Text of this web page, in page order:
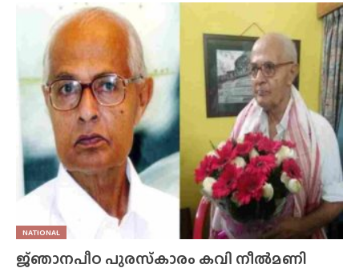
NATIONAL
ജ്‌ഞാനപീഠ പുരസ്‌കാരം കവി നീൽമണി